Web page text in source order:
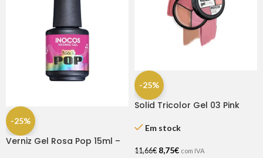
-25%
Verniz Gel Rosa Pop 15ml –
-25%
Solid Tricolor Gel 03 Pink
Em stock
11,66€ 8,75€ com IVA